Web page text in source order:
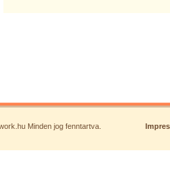
Minden jog fenntartva.